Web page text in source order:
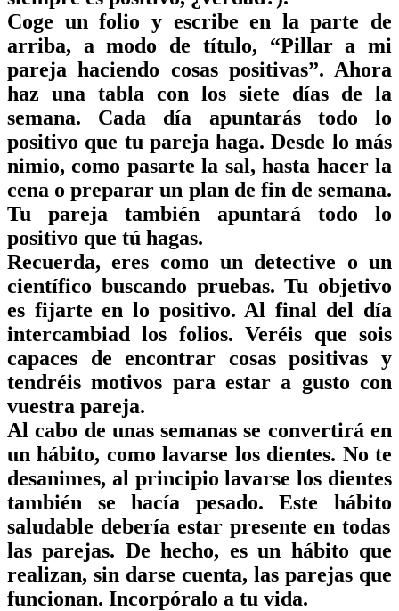
Coge un folio y escribe en la parte de
arriba, a modo de título, “Pillar a mi
pareja haciendo cosas positivas”. Ahora
haz una tabla con los siete días de la
semana. Cada día apuntarás todo lo
positivo que tu pareja haga. Desde lo más
nimio, como pasarte la sal, hasta hacer la
cena o preparar un plan de fin de semana.
Tu pareja también apuntará todo lo
positivo que tú hagas.
Recuerda, eres como un detective o un
científico buscando pruebas. Tu objetivo
es fijarte en lo positivo. Al final del día
intercambiad los folios. Veréis que sois
capaces de encontrar cosas positivas y
tendréis motivos para estar a gusto con
vuestra pareja.
Al cabo de unas semanas se convertirá en
unhábito, como lavarse los dientes. No te
desanimes, al principio lavarse los dientes
también se hacía pesado. Este hábito
saludable debería estar presente en todas
las parejas. De hecho, es un hábito que
realizan, sin darse cuenta, las parejas que
funcionan. Incorpóralo a tu vida.